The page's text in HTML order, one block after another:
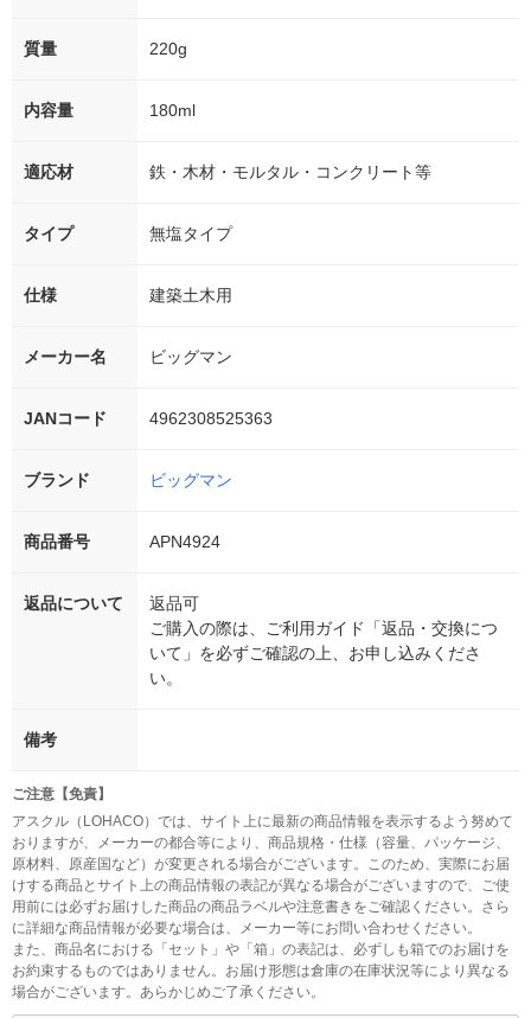
質量 220g
内容量 180ml
適応材 鉄・木材・モルタル・コンクリート等
タイプ 無塩タイプ
仕様 建築土木用
メーカー名 ビッグマン
JANコード 4962308525363
ブランド ビッグマン
商品番号 APN4924
返品について
返品可
ご購入の際は、ご利用ガイド「返品・交換につ
いて」を必ずご確認の上、お申し込みくださ
い。
備考
ご注意【免責】
アスクル（LOHACO）では、サイト上に最新の商品情報を表示するよう努めて
おりますが、メーカーの都合等により、商品規格・仕様（容量、パッケージ、
原材料、原産国など）が変更される場合がございます。このため、実際にお届
けする商品とサイト上の商品情報の表記が異なる場合がございますので、ご使
用前には必ずお届けした商品の商品ラベルや注意書きをご確認ください。さら
に詳細な商品情報が必要な場合は、メーカー等にお問い合わせください。
また、商品名における「セット」や「箱」の表記は、必ずしも箱でのお届けを
お約束するものではありません。お届け形態は倉庫の在庫状況等により異なる
場合がございます。あらかじめご了承ください。